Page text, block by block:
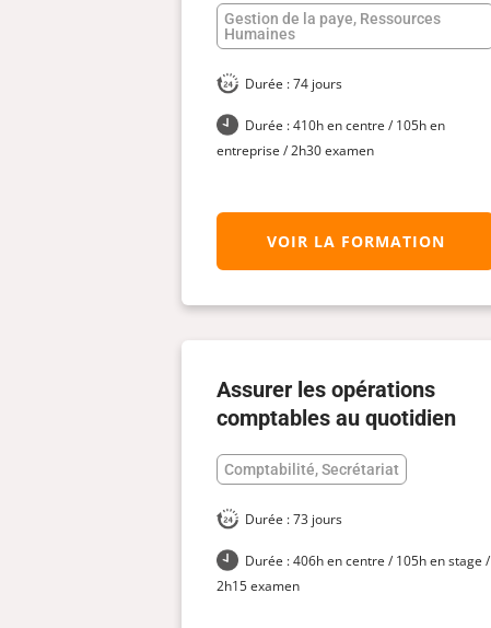
Gestion de la paye, Ressources
Humaines
Durée : 74 jours
Durée : 410h en centre / 105h en
entreprise / 2h30 examen
VOIR LA FORMATION
Assurer les opérations
comptables au quotidien
Comptabilité, Secrétariat
Durée : 73 jours
Durée : 406h en centre / 105h en stage /
2h15 examen